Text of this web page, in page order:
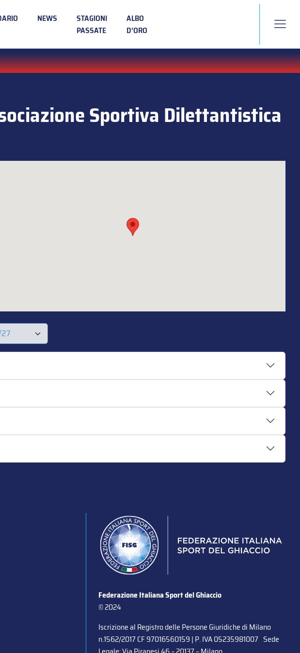
NEWS
STAGIONI
PASSATE
ALBO
D’ORO
Sportiva Dilettantistica
Federazione Italiana Sport del Ghiaccio
© 2024
Iscrizione al Registro delle Persone Giuridiche di Milano
n.1562/2017 CF 97016560159 | P. IVA 05235981007 Sede